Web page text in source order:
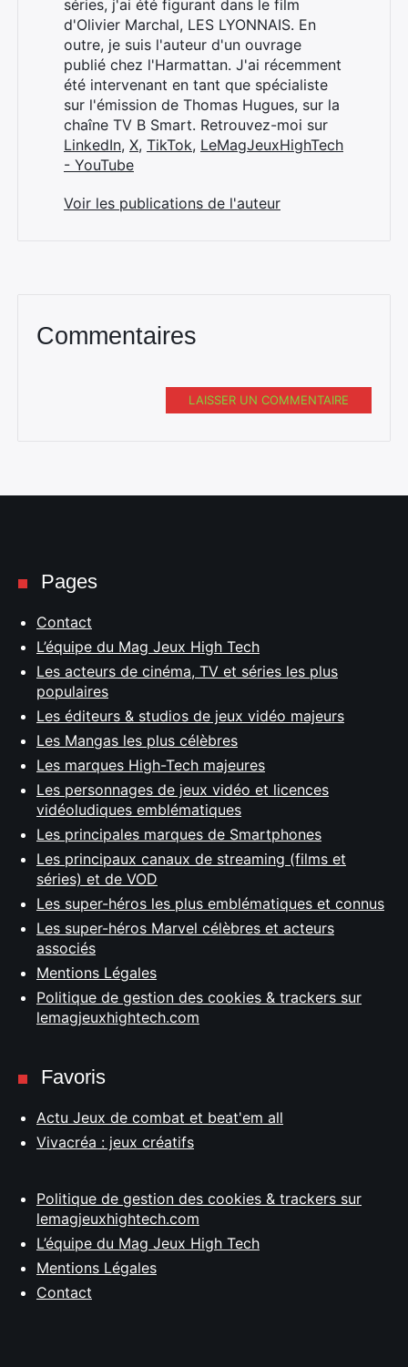
séries, j'ai été figurant dans le film
d'Olivier Marchal, LES LYONNAIS. En
outre, je suis l'auteur d'un ouvrage
publié chez l'Harmattan. J'ai récemment
été intervenant en tant que spécialiste
sur l'émission de Thomas Hugues, sur la
chaîne TV B Smart. Retrouvez-moi sur
LinkedIn, X, TikTok, LeMagJeuxHighTech
- YouTube
Voir les publications de l'auteur
Commentaires
LAISSER UN COMMENTAIRE
Pages
Contact
L’équipe du Mag Jeux High Tech
Les acteurs de cinéma, TV et séries les plus
populaires
Les éditeurs & studios de jeux vidéo majeurs
Les Mangas les plus célèbres
Les marques High-Tech majeures
Les personnages de jeux vidéo et licences
vidéoludiques emblématiques
Les principales marques de Smartphones
Les principaux canaux de streaming (films et
séries) et de VOD
Les super-héros les plus emblématiques et connus
Les super-héros Marvel célèbres et acteurs
associés
Mentions Légales
Politique de gestion des cookies & trackers sur
lemagjeuxhightech.com
Favoris
Actu Jeux de combat et beat'em all
Vivacréa : jeux créatifs
Politique de gestion des cookies & trackers sur
lemagjeuxhightech.com
L’équipe du Mag Jeux High Tech
Mentions Légales
Contact